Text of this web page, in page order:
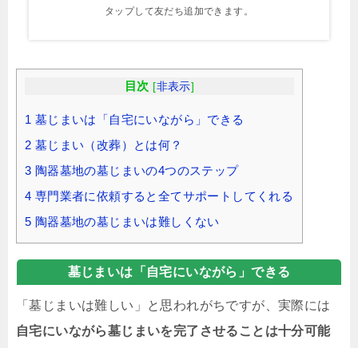
タップして友だち追加できます。
目次 [非表示]
1 墓じまいは「自宅にいながら」できる
2 墓じまい（改葬）とは何？
3 陶器墓地の墓じまいの4つのステップ
4 専門業者に依頼すると全てサポートしてくれる
5 陶器墓地の墓じまいは難しくない
墓じまいは「自宅にいながら」できる
「墓じまいは難しい」と思われがちですが、実際には
自宅にいながら墓じまいを完了させることは十分可能